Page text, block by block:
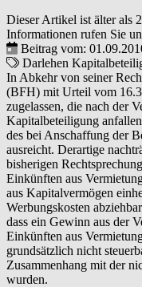
Dieser Artikel ist älter als
Informationen rufen Sie
Beitrag vom:
Darlehen
In Abkehr von seiner
(BFH) mit Urteil vom
zugelassen, die nach der
Kapitalbeteiligung
des bei Anschaffung der
ausreicht. Derartige
bisherigen
Einkünften aus
aus Kapitalvermögen
Werbungskosten
dass ein Gewinn aus der
Einkünften aus
grundsätzlich nicht
Zusammenhang mit der
wurden.